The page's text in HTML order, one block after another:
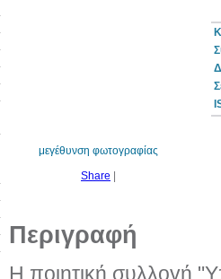
μεγέθυνση φωτογραφίας
Share
Περιγραφή
Η ποιητική συλλογή